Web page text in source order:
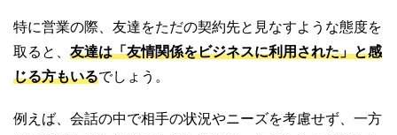
特に営業の際、友達をただの契約先と見なすような態度を
取ると、 友達は「友情関係をビジネスに利用された」と感
じる方もいるでしょう。
例えば、会話の中で相手の状況やニーズを考慮せず、一方